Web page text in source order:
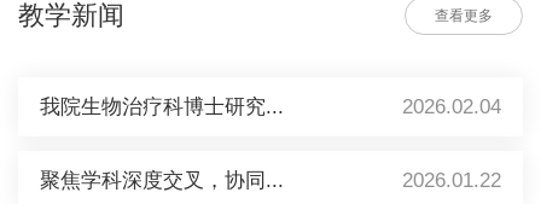
教学新闻 查看更多
我院生物治疗科博士研究... 2026.02.04
聚焦学科深度交叉，协同... 2026.01.22